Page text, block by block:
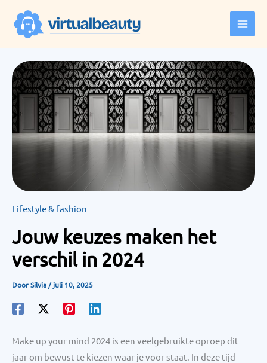
naar
Lifestyle & fashion
Jouw keuzes maken het
verschil in 2024
DoorSilvia/juli 10, 2025
Make up your mind 2024 is een veelgebruikte oproep dit
jaar om bewust te kiezen waar je voor staat. In deze tijd